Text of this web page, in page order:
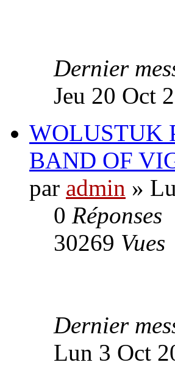
Dernier
Jeu 20 Oct
WOLUSTUK
BAND OF
par admin »
0 Réponses
30269 Vues
Dernier
Lun 3 Oct